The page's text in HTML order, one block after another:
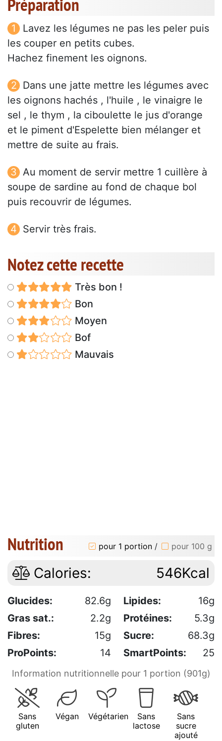
Préparation
Lavez les légumes ne pas les peler puis
les couper en petits cubes.
Hachez finement les oignons.
Dans une jatte mettre les légumes avec
les oignons hachés , l'huile , le vinaigre le
sel , le thym , la ciboulette le jus d'orange
et le piment d'Espelette bien mélanger et
mettre de suite au frais.
Au moment de servir mettre 1 cuillère à
soupe de sardine au fond de chaque bol
puis recouvrir de légumes.
Servir très frais.
Notez cette recette
Très bon !
Bon
Moyen
Bof
Mauvais
Nutrition pour 1 portion / pour 100 g
Calories: 546Kcal
Glucides: 82.6g Lipides:
16g
Gras sat.:
2.2g Protéines:
5.3g
Fibres:
15g Sucre:
68.3g
ProPoints:
14 SmartPoints: 25
Information nutritionnelle pour 1 portion (901g)
Sans
gluten
Végan Végétarien
Sans
lactose
Sans
sucre
ajouté